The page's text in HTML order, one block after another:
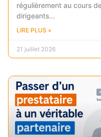
régulièrement au cours
dirigeants
LIRE PLUS »
21 juillet 2026